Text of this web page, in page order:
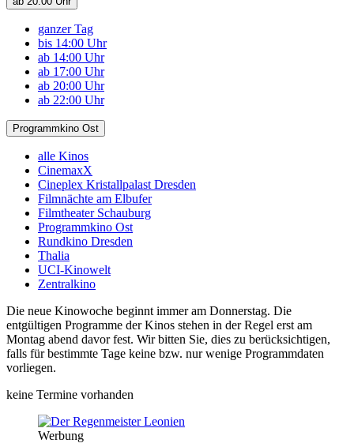
ganzer Tag
bis 14:00 Uhr
ab 14:00 Uhr
ab 17:00 Uhr
ab 20:00 Uhr
ab 22:00 Uhr
Programmkino Ost
alle Kinos
CinemaxX
Cineplex Kristallpalast Dresden
Filmnächte am Elbufer
Filmtheater Schauburg
Programmkino Ost
Rundkino Dresden
Thalia
UCI-Kinowelt
Zentralkino
Die neue Kinowoche beginnt immer am Donnerstag. Die
entgültigen Programme der Kinos stehen in der Regel erst am
Montag abend davor fest. Wir bitten Sie, dies zu berücksichtigen,
falls für bestimmte Tage keine bzw. nur wenige Programmdaten
vorliegen.
keine Termine vorhanden
Werbung